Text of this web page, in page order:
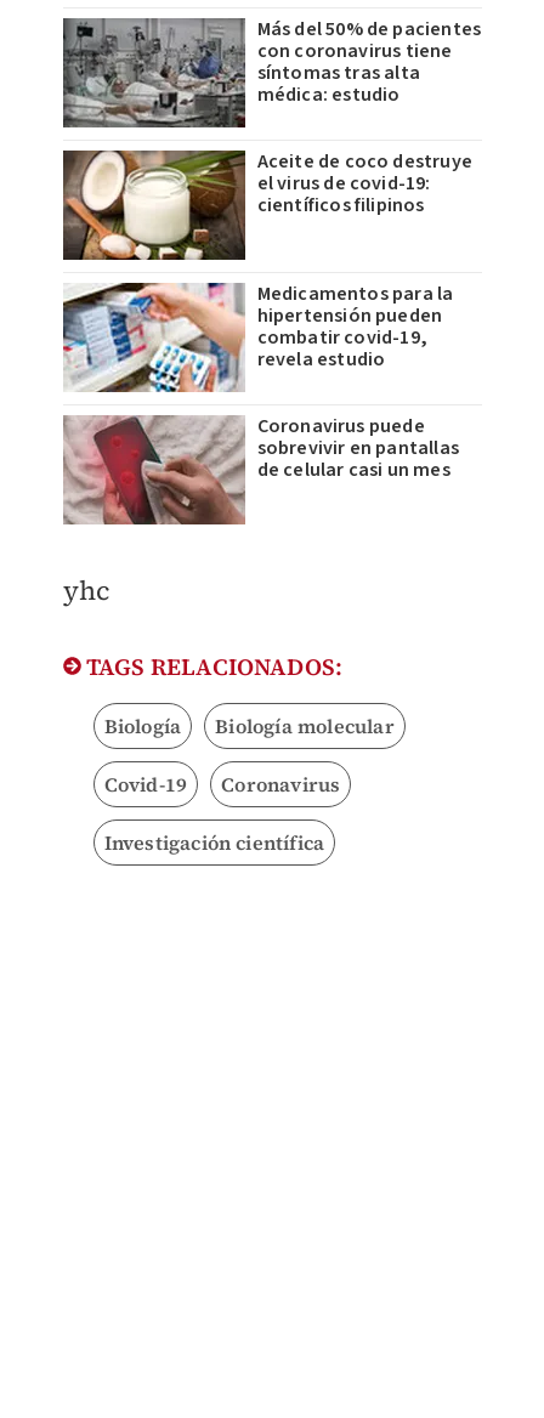
Más del 50% de pacientes
con coronavirus tiene
síntomas tras alta
médica: estudio
Aceite de coco destruye
el virus de covid-19:
científicos filipinos
Medicamentos para la
hipertensión pueden
combatir covid-19,
revela estudio
Coronavirus puede
sobrevivir en pantallas
de celular casi un mes
​yhc
TAGS RELACIONADOS:
Biología Biología molecular
Covid-19 Coronavirus
Investigación científica